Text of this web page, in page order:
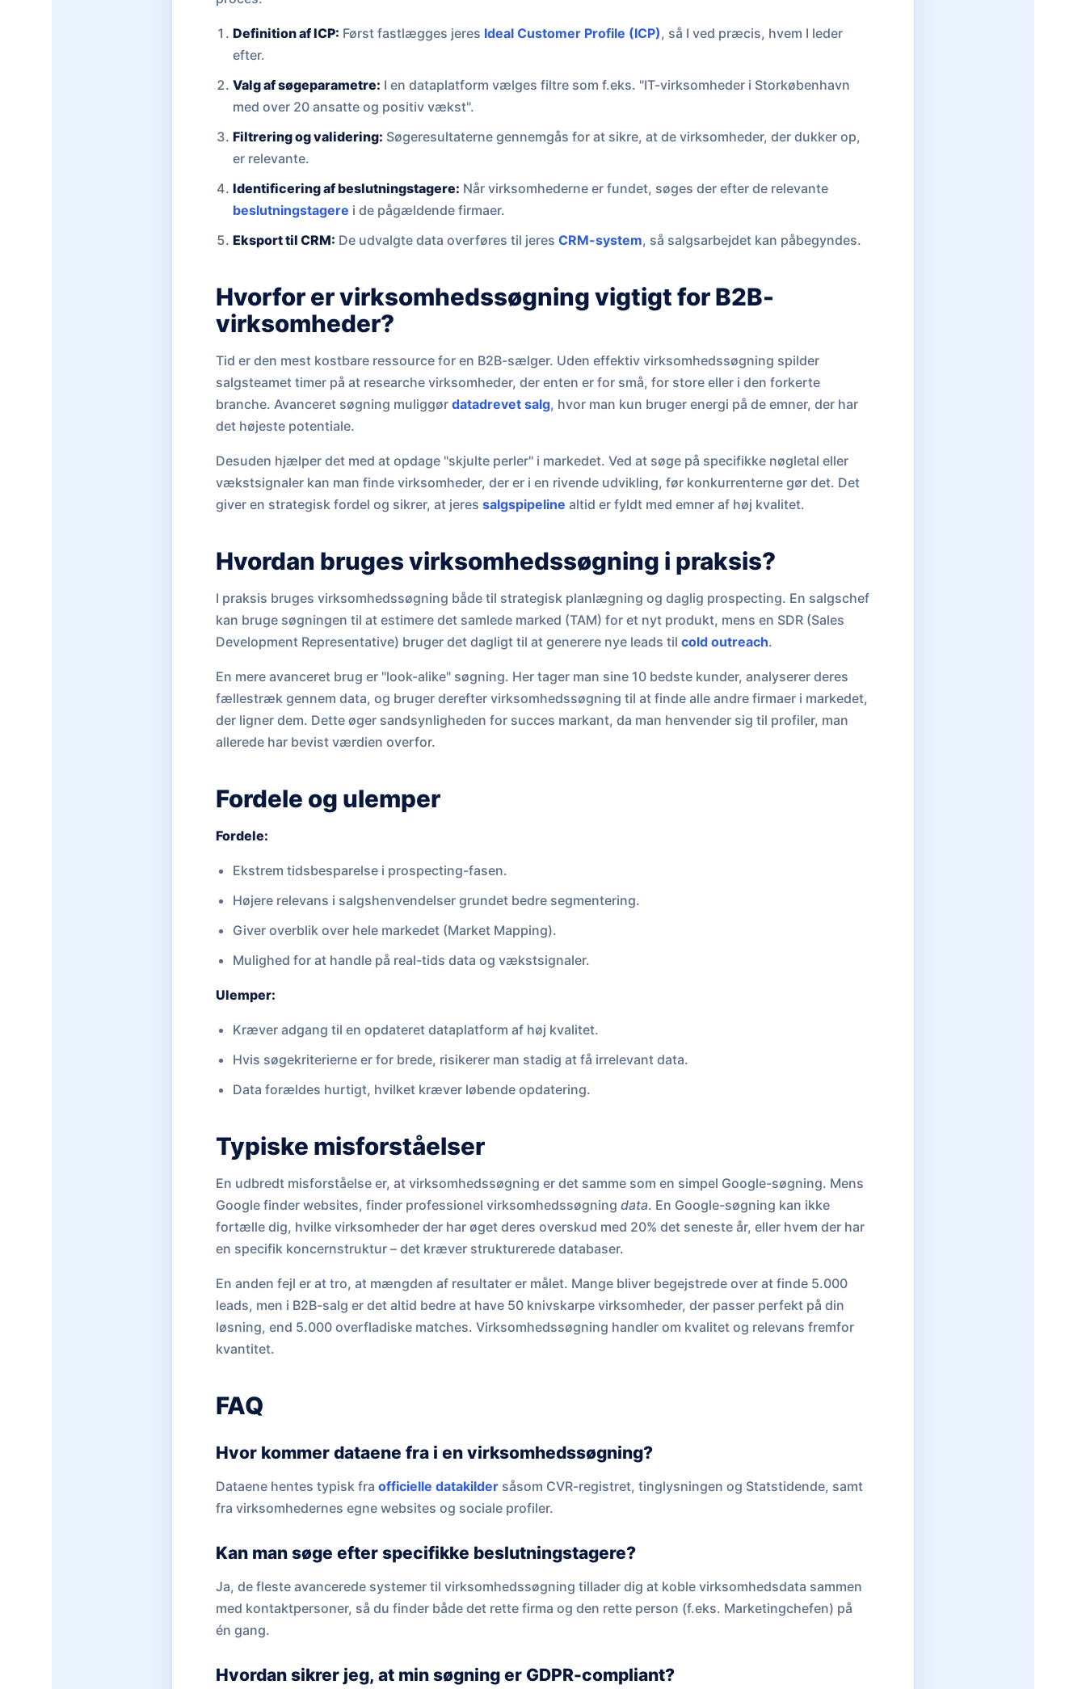
Definition af ICP: Først fastlægges jeres Ideal Customer Profile (ICP), så I ved præcis, hvem I leder
efter.
Valg af søgeparametre: I en dataplatform vælges filtre som f.eks. "IT-virksomheder i Storkøbenhavn
med over 20 ansatte og positiv vækst".
Filtrering og validering: Søgeresultaterne gennemgås for at sikre, at de virksomheder, der dukker op,
er relevante.
Identificering af beslutningstagere: Når virksomhederne er fundet, søges der efter de relevante
beslutningstagere i de pågældende firmaer.
Eksport til CRM: De udvalgte data overføres til jeresCRM-system, så salgsarbejdet kan påbegyndes.
Hvorfor er virksomhedssøgning vigtigt for B2B-
virksomheder?
Tid er den mest kostbare ressource for en B2B-sælger. Uden effektiv virksomhedssøgning spilder
salgsteamet timer på at researche virksomheder, der enten er for små, for store eller i den forkerte
branche. Avanceret søgning muliggør datadrevet salg, hvor man kun bruger energi på de emner, der har
det højeste potentiale.
Desuden hjælper det med at opdage "skjulte perler" i markedet. Ved at søge på specifikke nøgletal eller
vækstsignaler kan man finde virksomheder, der er i en rivende udvikling, før konkurrenterne gør det. Det
giver en strategisk fordel og sikrer, at jeres salgspipeline altid er fyldt med emner af høj kvalitet.
Hvordan bruges virksomhedssøgning i praksis?
I praksis bruges virksomhedssøgning både til strategisk planlægning og daglig prospecting. En salgschef
kan bruge søgningen til at estimere det samlede marked (TAM) for et nyt produkt, mens en SDR (Sales
Development Representative) bruger det dagligt til at generere nye leads til cold outreach.
En mere avanceret brug er "look-alike" søgning. Her tager man sine 10 bedste kunder, analyserer deres
fællestræk gennem data, og bruger derefter virksomhedssøgning til at finde alle andre firmaer i markedet,
der ligner dem. Dette øger sandsynligheden for succes markant, da man henvender sig til profiler, man
allerede har bevist værdien overfor.
Fordele og ulemper
Fordele:
Ekstrem tidsbesparelse i prospecting-fasen.
Højere relevans i salgshenvendelser grundet bedre segmentering.
Giver overblik over hele markedet (Market Mapping).
Mulighed for at handle på real-tids data og vækstsignaler.
Ulemper:
Kræver adgang til en opdateret dataplatform af høj kvalitet.
Hvis søgekriterierne er for brede, risikerer man stadig at få irrelevant data.
Data forældes hurtigt, hvilket kræver løbende opdatering.
Typiske misforståelser
En udbredt misforståelse er, at virksomhedssøgning er det samme som en simpel Google-søgning. Mens
Google finder websites, finder professionel virksomhedssøgning data. En Google-søgning kan ikke
fortælle dig, hvilke virksomheder der har øget deres overskud med 20% det seneste år, eller hvem der har
en specifik koncernstruktur – det kræver strukturerede databaser.
En anden fejl er at tro, at mængden af resultater er målet. Mange bliver begejstrede over at finde 5.000
leads, men i B2B-salg er det altid bedre at have 50 knivskarpe virksomheder, der passer perfekt på din
løsning, end 5.000 overfladiske matches. Virksomhedssøgning handler om kvalitet og relevans fremfor
kvantitet.
FAQ
Hvor kommer dataene fra i en virksomhedssøgning?
Dataene hentes typisk fra officielle datakildersåsom CVR-registret, tinglysningen og Statstidende, samt
fra virksomhedernes egne websites og sociale profiler.
Kan man søge efter specifikke beslutningstagere?
Ja, de fleste avancerede systemer til virksomhedssøgning tillader dig at koble virksomhedsdata sammen
med kontaktpersoner, så du finder både det rette firma og den rette person (f.eks. Marketingchefen) på
én gang.
Hvordan sikrer jeg, at min søgning er GDPR-compliant?